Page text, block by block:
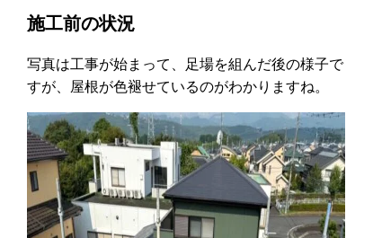
施工前の状況
写真は工事が始まって、足場を組んだ後の様子で
すが、屋根が色褪せているのがわかりますね。